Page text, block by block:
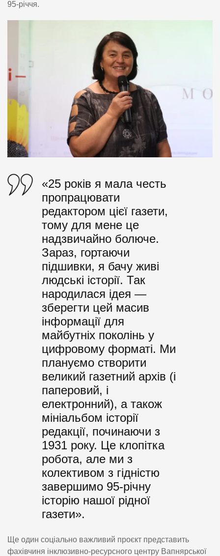
95-річчя.
«25 років я мала честь
пропрацювати
редактором цієї газети,
тому для мене це
надзвичайно болюче.
Зараз, гортаючи
підшивки, я бачу живі
людські історії. Так
народилася ідея —
зберегти цей масив
інформації для
майбутніх поколінь у
цифровому форматі. Ми
плануємо створити
великий газетний архів (і
паперовий, і
електронний), а також
мініальбом історії
редакції, починаючи з
1931 року. Це клопітка
робота, але ми з
колективом з гідністю
завершимо 95-річну
історію нашої рідної
газети».
Ще один соціально важливий проєкт представить
фахівчиня інклюзивно-ресурсного центру Вапнярської